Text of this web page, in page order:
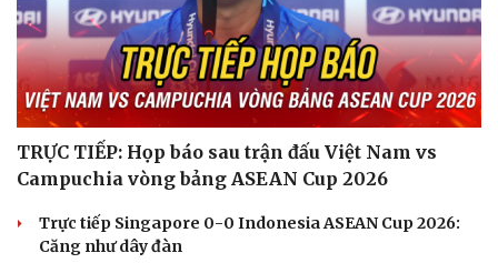
TRỰC TIẾP: Họp báo sau trận đấu Việt Nam vs
Campuchia vòng bảng ASEAN Cup 2026
Trực tiếp Singapore 0-0 Indonesia ASEAN Cup 2026:
Căng như dây đàn